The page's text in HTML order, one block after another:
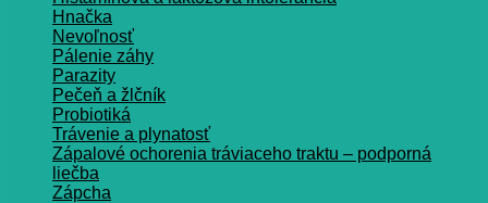
Hnačka
Nevoľnosť
Pálenie záhy
Parazity
Pečeň a žlčník
Probiotiká
Trávenie a plynatosť
Zápalové ochorenia tráviaceho traktu – podporná
liečba
Zápcha